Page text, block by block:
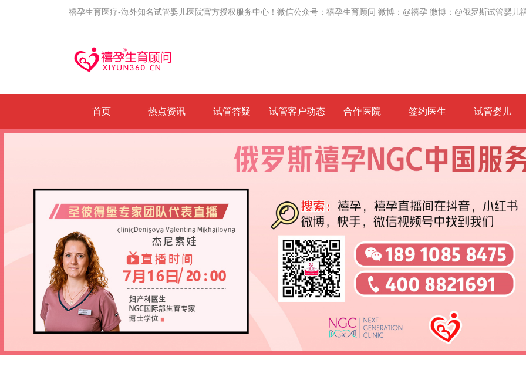
禧孕生育医疗-海外知名试管婴儿医院官方授权服务中心！微信公众号：禧孕生育顾问 微博：@禧孕 微博：@俄罗斯试管婴儿
首页 热点资讯 试管答疑 试管客户动态 合作医院 签约医生 试管婴儿